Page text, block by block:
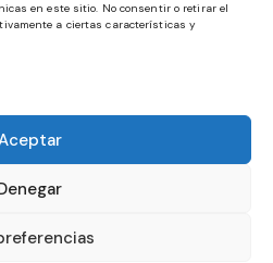
en este sitio. No consentir o retirar el
a ciertas características y